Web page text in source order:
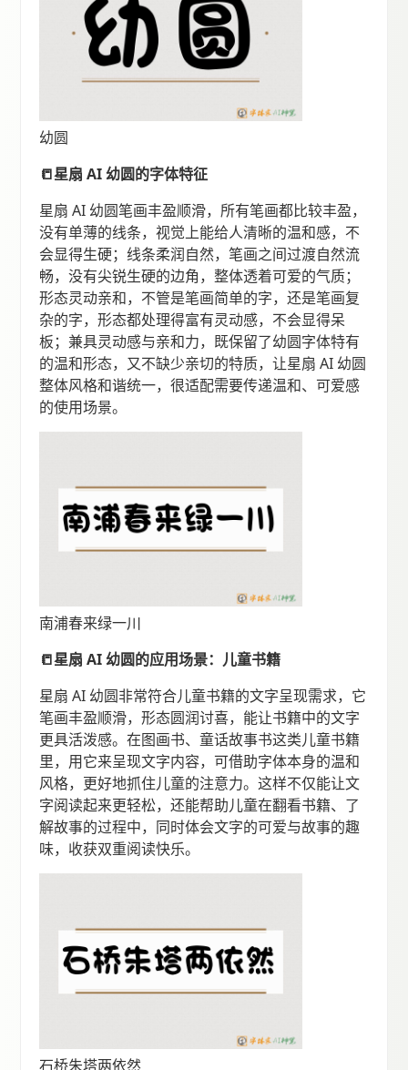
幼圆
📒星扇 AI 幼圆的字体特征
星扇 AI 幼圆笔画丰盈顺滑，所有笔画都比较丰盈，
没有单薄的线条，视觉上能给人清晰的温和感，不
会显得生硬；线条柔润自然，笔画之间过渡自然流
畅，没有尖锐生硬的边角，整体透着可爱的气质；
形态灵动亲和，不管是笔画简单的字，还是笔画复
杂的字，形态都处理得富有灵动感，不会显得呆
板；兼具灵动感与亲和力，既保留了幼圆字体特有
的温和形态，又不缺少亲切的特质，让星扇 AI 幼圆
整体风格和谐统一，很适配需要传递温和、可爱感
的使用场景。
南浦春来绿一川
📒星扇 AI 幼圆的应用场景：儿童书籍
星扇 AI 幼圆非常符合儿童书籍的文字呈现需求，它
笔画丰盈顺滑，形态圆润讨喜，能让书籍中的文字
更具活泼感。在图画书、童话故事书这类儿童书籍
里，用它来呈现文字内容，可借助字体本身的温和
风格，更好地抓住儿童的注意力。这样不仅能让文
字阅读起来更轻松，还能帮助儿童在翻看书籍、了
解故事的过程中，同时体会文字的可爱与故事的趣
味，收获双重阅读快乐。
石桥朱塔两依然